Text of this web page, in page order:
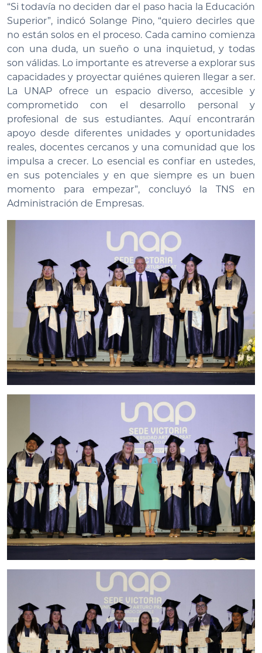
“Si todavía no deciden dar el paso hacia la Educación
Superior”, indicó Solange Pino, “quiero decirles que
no están solos en el proceso. Cada camino comienza
con una duda, un sueño o una inquietud, y todas
son válidas. Lo importante es atreverse a explorar sus
capacidades y proyectar quiénes quieren llegar a ser.
La UNAP ofrece un espacio diverso, accesible y
comprometido con el desarrollo personal y
profesional de sus estudiantes. Aquí encontrarán
apoyo desde diferentes unidades y oportunidades
reales, docentes cercanos y una comunidad que los
impulsa a crecer. Lo esencial es confiar en ustedes,
en sus potenciales y en que siempre es un buen
momento para empezar”, concluyó la TNS en
Administración de Empresas.